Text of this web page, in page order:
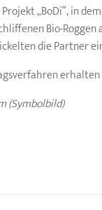
„BoDi“, in
Bio-
die Partner
erhalten
(Symbolbild)